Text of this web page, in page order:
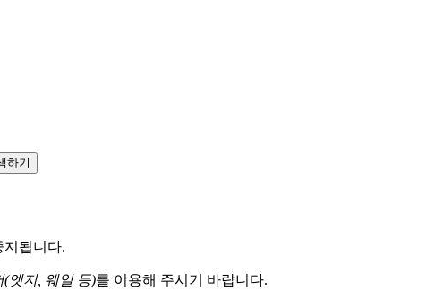
하기
지됩니다.
(엣지, 웨일 등)를 이용해 주시기 바랍니다.